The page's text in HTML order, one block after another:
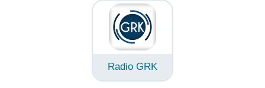
Radio GRK